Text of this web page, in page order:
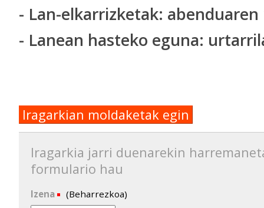
- Lan-elkarrizketak:
- Lanean hasteko eguna:
Iragarkian moldaketak egin
Iragarkia jarri duenarekin
formulario hau
Izena (Beharrezkoa)